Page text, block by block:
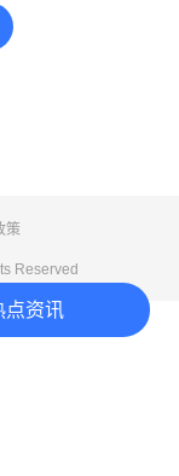
点资讯
策
Reserved